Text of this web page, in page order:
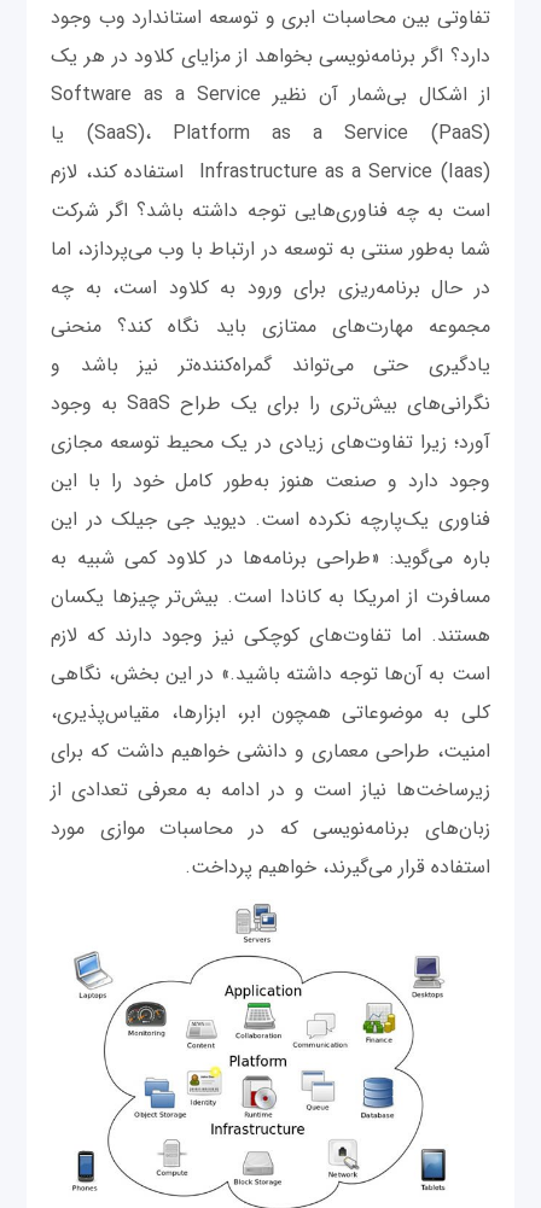
تفاوتی بین محاسبات ابری و توسعه استاندارد وب وجود
دارد؟ اگر برنامه‌نویسی بخواهد از مزایای کلاود در هر یک
از اشکال بی‌شمار آن نظیر Software as a Service
(SaaS)، Platform as a Service (PaaS) یا
Infrastructure as a Service (Iaas) استفاده کند، لازم
است به چه فناوری‌هایی توجه داشته باشد؟ اگر شرکت
شما به‌طور سنتی به توسعه در ارتباط با وب می‌پردازد، اما
در حال برنامه‌ریزی برای ورود به کلاود است، به چه
مجموعه مهارت‌های ممتازی باید نگاه کند؟ منحنی
یادگیری حتی می‌تواند گمراه‌کننده‌تر نیز باشد و
نگرانی‌های بیش‌تری را برای یک طراح SaaS به وجود
آورد؛ زیرا تفاوت‌های زیادی در یک محیط توسعه مجازی
وجود دارد و صنعت هنوز به‌طور کامل خود را با این
فناوری یک‌پارچه نکرده است. دیوید جی جیلک در این
‌باره می‌گوید: «طراحی برنامه‌ها در کلاود کمی شبیه به
مسافرت از امریکا به کانادا است. بیش‌تر چیزها یکسان
هستند. اما تفاوت‌های کوچکی نیز وجود دارند که لازم
است به آن‌ها توجه داشته باشید.» در این بخش، نگاهی
کلی به موضوعاتی همچون ابر، ابزارها، مقیاس‌پذیری،
امنیت، طراحی معماری و دانشی خواهیم داشت که برای
زیرساخت‌ها نیاز است و در ادامه به معرفی تعدادی از
زبان‌های برنامه‌نویسی که در محاسبات موازی مورد
استفاده قرار می‌گیرند، خواهیم پرداخت.